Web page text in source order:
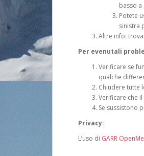
basso
Potete
sinistra
Altre info:
Per evenutali
Verificare se
qualche
Chiudere tutte
Verificare che
Se sussistono
Privacy:
L’uso di GARR